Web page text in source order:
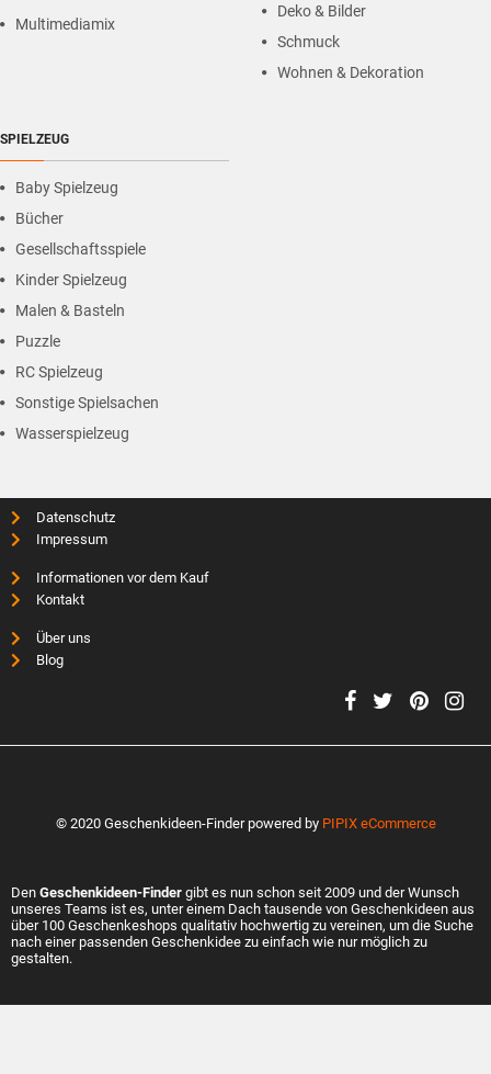
Multimediamix
Deko & Bilder
Schmuck
Wohnen & Dekoration
SPIELZEUG
Baby Spielzeug
Bücher
Gesellschaftsspiele
Kinder Spielzeug
Malen & Basteln
Puzzle
RC Spielzeug
Sonstige Spielsachen
Wasserspielzeug
Datenschutz
Impressum
Informationen vor dem Kauf
Kontakt
Über uns
Blog
© 2020 Geschenkideen-Finder powered by PIPIX eCommerce
Den Geschenkideen-Finder gibt es nun schon seit 2009 und der Wunsch
unseres Teams ist es, unter einem Dach tausende von Geschenkideen aus
über 100 Geschenkeshops qualitativ hochwertig zu vereinen, um die Suche
nach einer passenden Geschenkidee zu einfach wie nur möglich zu
gestalten.